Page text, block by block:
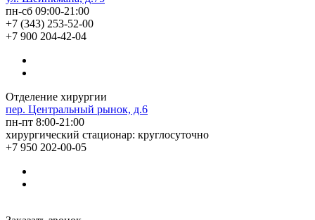
пн-сб 09:00-21:00
+7 (343) 253-52-00
+7 900 204-42-04
Отделение хирургии
пер. Центральный рынок, д.6
пн-пт 8:00-21:00
хирургический стационар: круглосуточно
+7 950 202-00-05